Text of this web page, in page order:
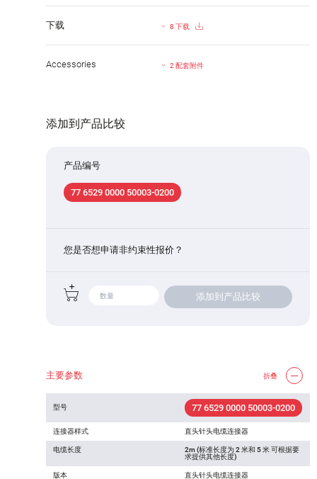
下载 8 下载
Accessories 2 配套附件
添加到产品比较
产品编号
77 6529 0000 50003-0200
您是否想申请非约束性报价？
添加到产品比较
主要参数 折叠
型号 77 6529 0000 50003-0200
连接器样式 直头针头电缆连接器
电缆长度
2m (标准长度为 2 米和 5 米 可根据要
求提供其他长度)
版本 直头针头电缆连接器